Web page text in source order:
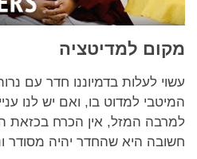
מקום למדיטציה
עשוי לעלות בדמיוננו חדר עם
המיטבי למדוט בו, ואם יש לנו
למרבה המזל, אין הכרח בכזאת
חשובה היא שהחדר יהיה מסודר